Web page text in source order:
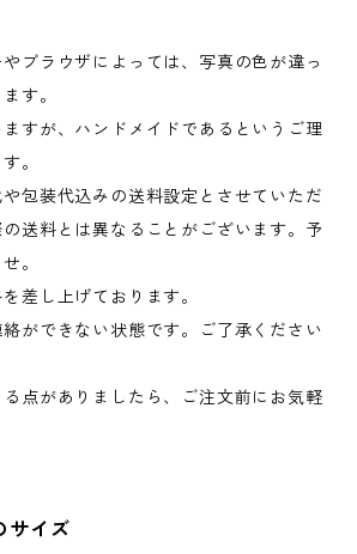
ブラウザによっては、写真の色が違っ
す。
すが、ハンドメイドであるというご理
。
包装代込みの送料設定とさせていただ
送料とは異なることがございます。予
。
差し上げております。
ができない状態です。ご了承ください
点がありましたら、ご注文前にお気軽
サイズ